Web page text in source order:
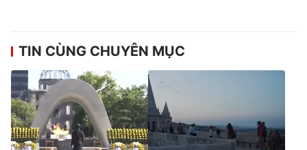
® Cấm sao chép dưới mọi hình thức nếu không có sự chấp
thuận bằng văn bản. Ghi rõ nguồn VTV.vn khi phát hành lại
thông tin từ website này.
TIN CÙNG CHUYÊN MỤC